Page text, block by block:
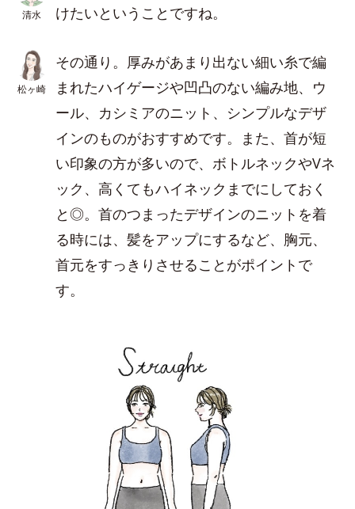
清水
けたいということですね。
松ヶ崎
その通り。厚みがあまり出ない細い糸で編
まれたハイゲージや凹凸のない編み地、ウ
ール、カシミアのニット、シンプルなデザ
インのものがおすすめです。また、首が短
い印象の方が多いので、ボトルネックやVネ
ック、高くてもハイネックまでにしておく
と◎。首のつまったデザインのニットを着
る時には、髪をアップにするなど、胸元、
首元をすっきりさせることがポイントで
す。